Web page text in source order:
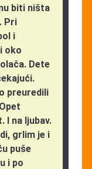
biti ništa
Pri
i
oko
Dete
preuredili
I na ljubav.
grlim je i
puše
i po